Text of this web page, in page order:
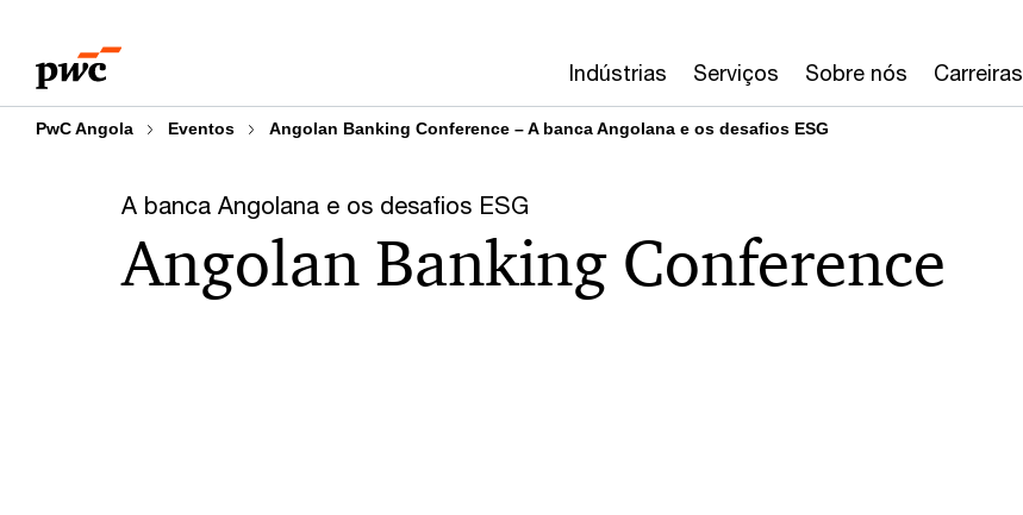
content
footer
Indústrias Serviços Sobre nós Carreiras
PwC Angola Eventos Angolan Banking Conference – A banca Angolana e os desafios ESG
A banca Angolana e os desafios ESG
Angolan Banking Conference